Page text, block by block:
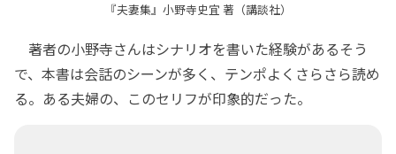
『夫妻集』小野寺史宜 著（講談社）
著者の小野寺さんはシナリオを書いた経験があるそう
で、本書は会話のシーンが多く、テンポよくさらさら読め
る。ある夫婦の、このセリフが印象的だった。